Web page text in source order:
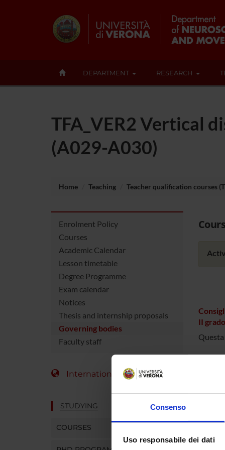
Consenso
Uso responsabile dei dati
DEPARTMENT RESEARCH
TFA_VER2 Vertical
(A029-A030)
Home Teaching Teacher qualification courses
Enrolment Policy
Courses
Academic Calendar
Lesson timetable
Degree Programme
Exam calendar
Notices
Thesis and internship proposals
Governing bodies
Faculty staff
International Students
STUDYING
COURSES
II grado